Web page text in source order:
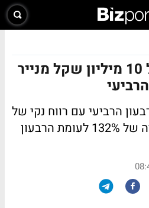
דור אלון: רווח של 10 מיליון שקל מנייר
הרביעי עם רווח נקי של
כ-35 מיליון שקל, עלייה של 132% לעומת הרבעון